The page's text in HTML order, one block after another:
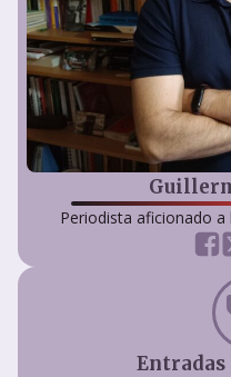
Periodista aficionado
Entradas